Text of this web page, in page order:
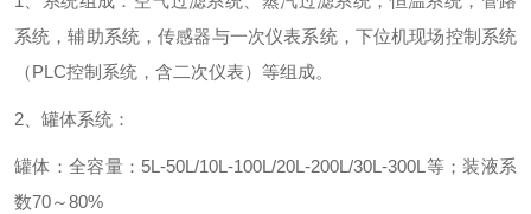
系统，辅助系统，传感器与一次仪表系统，下位机现场控制系统
（PLC控制系统，含二次仪表）等组成。
2、罐体系统：
罐体：全容量：5L-50L/10L-100L/20L-200L/30L-300L等；装液系
数70～80%